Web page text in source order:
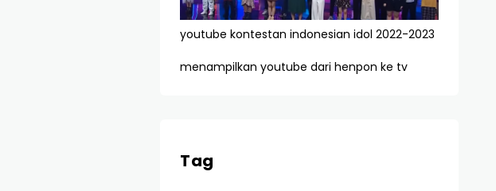
youtube kontestan indonesian idol 2022-2023
menampilkan youtube dari henpon ke tv
Tag